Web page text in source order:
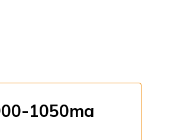
1050ma